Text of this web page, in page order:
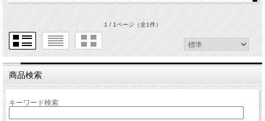
1 / 1ページ（全1件）
商品検索
キーワード検索